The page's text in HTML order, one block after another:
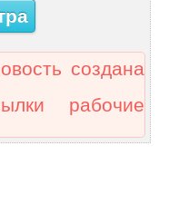
создана
рабочие